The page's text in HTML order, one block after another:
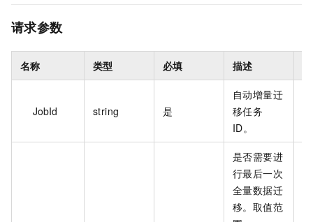
请求参数
名称 类型 必填 描述
JobId string 是
自动增量迁
移任务
ID。
是否需要进
行最后一次
全量数据迁
移。取值范